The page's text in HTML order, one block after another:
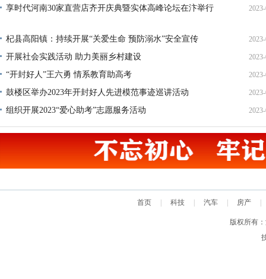
享时代河南30家直营店齐开庆典暨实体高峰论坛在汴举行
杞县高阳镇：持续开展“关爱生命 预防溺水”安全宣传
开展社会实践活动 助力美丽乡村建设
“开封好人”王六勇 情系教育助高考
鼓楼区举办2023年开封好人先进模范事迹巡讲活动
组织开展2023“爱心助考”志愿服务活动
首页 科技 汽车 房产
版权所有